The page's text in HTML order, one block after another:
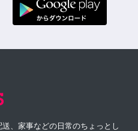
、家事などの日常のちょっとし